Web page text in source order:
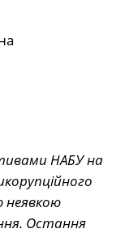
НАБУ на
неявкою
Остання